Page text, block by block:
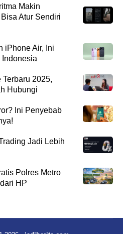
Makin
Atur Sendiri
iPhone Air, Ini
Indonesia
2025,
Hubungi
Ini Penyebab
Jadi Lebih
Polres Metro
HP